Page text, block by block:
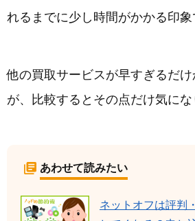
れるまでに少し時間がかかる印象
他の買取サービスが早すぎるだ
が、比較するとその点だけ気にな
あわせて読みたい
ネットオフは評判